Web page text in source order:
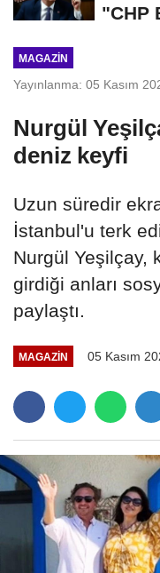
"CHP
MAGAZIN
Yayınlanma: 05 Kasım
Nurgül
deniz keyfi
Uzun süredir
İstanbul'u terk
Nurgül Yeşilçay,
girdiği anları
paylaştı.
MAGAZIN 05 Kasım